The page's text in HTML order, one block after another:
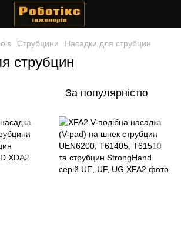
Струбцини Насадки для струбцин
струбцин
За популярністю